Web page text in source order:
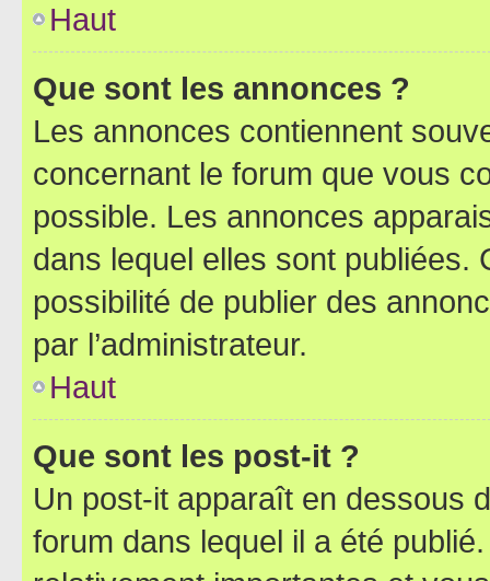
Haut
Que sont les annonces ?
Les annonces contiennent
concernant le forum que vous
possible. Les annonces
dans lequel elles sont publiées.
possibilité de publier des
par l’administrateur.
Haut
Que sont les post-it ?
Un post-it apparaît en dessous
forum dans lequel il a été